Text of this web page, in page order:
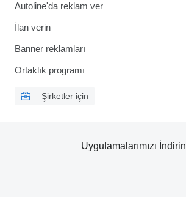
Autoline'da reklam ver
İlan verin
Banner reklamları
Ortaklık programı
Şirketler için
Uygulamalarımızı İndirin